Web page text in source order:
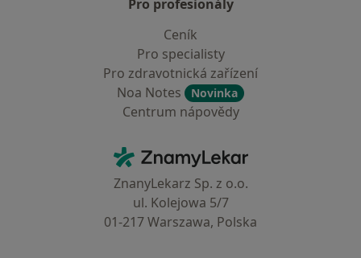
Pro profesionály
Ceník
Pro specialisty
Pro zdravotnická zařízení
Noa Notes
Novinka
Centrum nápovědy
ZnamyLekar - Hlavní stránka
ZnanyLekarz Sp. z o.o.
ul. Kolejowa 5/7
01-217 Warszawa, Polska